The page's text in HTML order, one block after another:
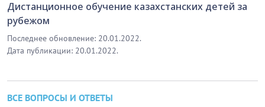
Дистанционное обучение казахстанских детей за
рубежом
Последнее обновление: 20.01.2022.
Дата публикации: 20.01.2022.
ВСЕ ВОПРОСЫ И ОТВЕТЫ